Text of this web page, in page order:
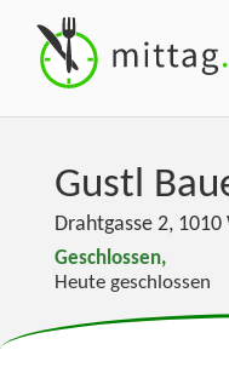
Gustl
Drahtgasse 2, 1010
Geschlossen,
Heute geschlossen